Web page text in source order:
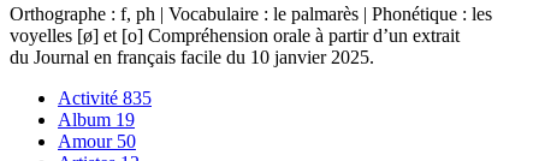
Orthographe : f, ph | Vocabulaire : le palmarès | Phonétique : les
voyelles [ø] et [o] Compréhension orale à partir d’un extrait
du Journal en français facile du 10 janvier 2025.
Activité 835
Album 19
Amour 50